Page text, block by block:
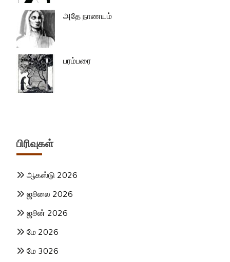
அதே நாணயம்
பரம்பரை
பிரிவுகள்
ஆகஸ்டு 2026
ஜூலை 2026
ஜூன் 2026
மே 2026
மே 3026